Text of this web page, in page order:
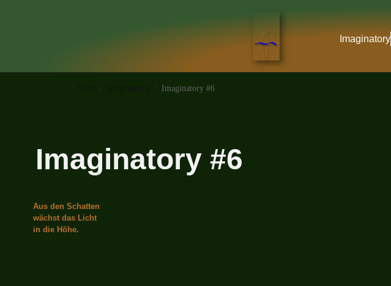
Imaginatory
Imaginatory #6
Imaginatory #6
Aus den Schatten
wächst das Licht
in die Höhe.